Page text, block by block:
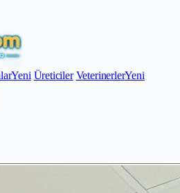
Yeni Üreticiler VeterinerlerYeni